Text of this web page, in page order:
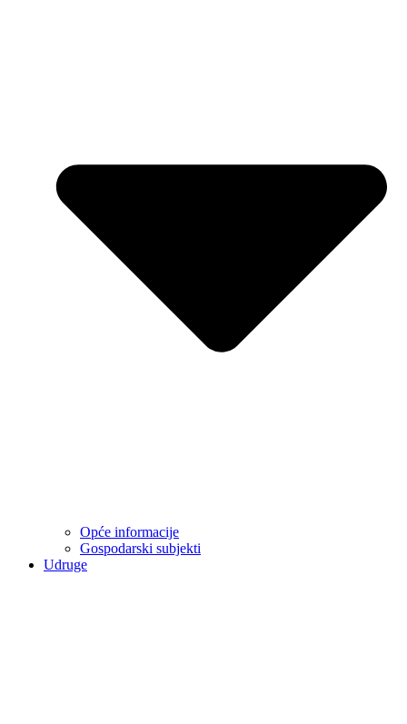
Opće informacije
Gospodarski subjekti
Udruge